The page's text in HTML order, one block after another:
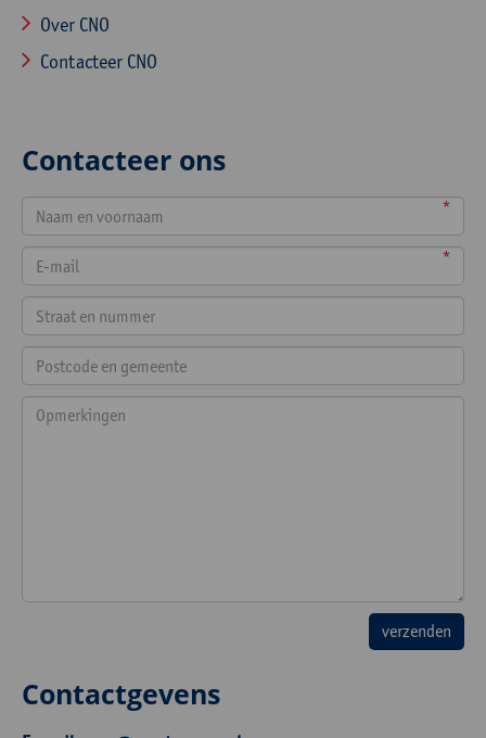
Over CNO
Contacteer CNO
Contacteer ons
*
*
Contactgevens